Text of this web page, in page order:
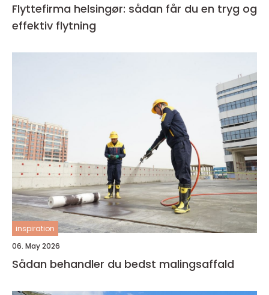
Flyttefirma helsingør: sådan får du en tryg og
effektiv flytning
inspiration
06. May 2026
Sådan behandler du bedst malingsaffald